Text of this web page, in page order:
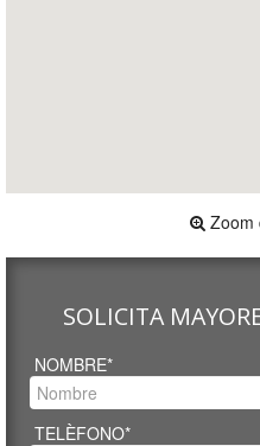
Zoom
SOLICITA
NOMBRE*
TELÈFONO*